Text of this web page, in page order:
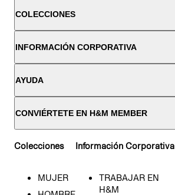
COLECCIONES
INFORMACIÓN CORPORATIVA
AYUDA
CONVIÉRTETE EN H&M MEMBER
Colecciones
MUJER
Información Corporativa
TRABAJAR EN
H&M